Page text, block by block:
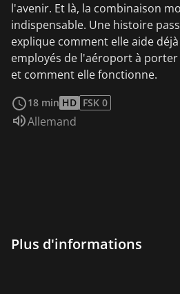
l'avenir. Et là, la combinaison
indispensable. Une histoire
explique comment elle aide
employés de l'aéroport à
et comment elle fonctionne.
18 min HD FSK 0
Audio :
Allemand
Plus d'informations